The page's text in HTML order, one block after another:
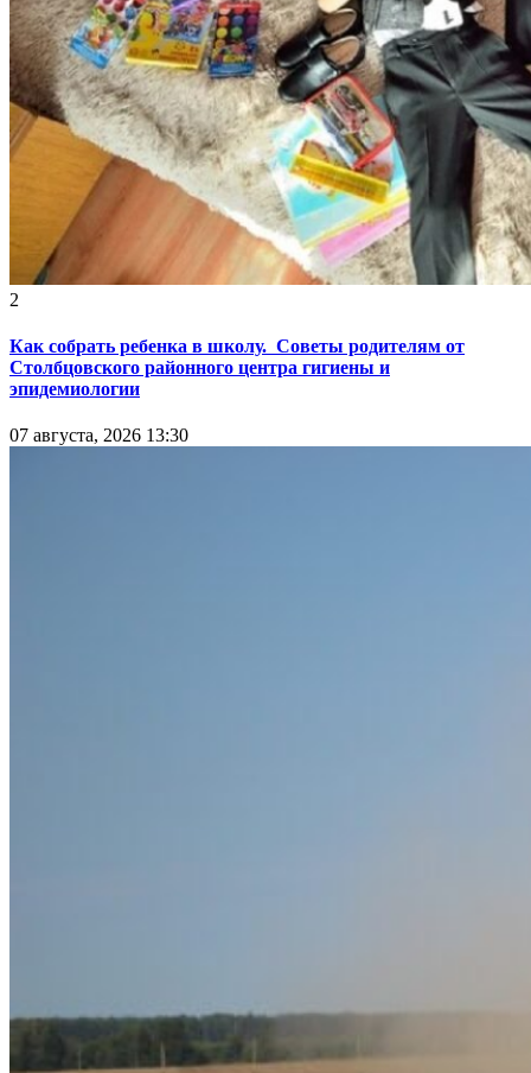
2
Как собрать ребенка в школу. Советы родителям от
Столбцовского районного центра гигиены и
эпидемиологии
07 августа, 2026 13:30